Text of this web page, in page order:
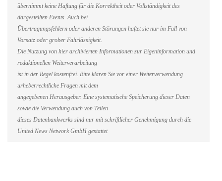
übernimmt keine Haftung für die Korrektheit oder Vollständigkeit des
dargestellten Events. Auch bei
Übertragungsfehlern oder anderen Störungen haftet sie nur im Fall von
Vorsatz oder grober Fahrlässigkeit.
Die Nutzung von hier archivierten Informationen zur Eigeninformation und
redaktionellen Weiterverarbeitung
ist in der Regel kostenfrei. Bitte klären Sie vor einer Weiterverwendung
urheberrechtliche Fragen mit dem
angegebenen Herausgeber. Eine systematische Speicherung dieser Daten
sowie die Verwendung auch von Teilen
dieses Datenbankwerks sind nur mit schriftlicher Genehmigung durch die
United News Network GmbH gestattet